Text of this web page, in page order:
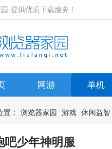
-提供优质下载服务！
网游 单机
置： 浏览器家园 游戏 休闲益智
吧少年神明服